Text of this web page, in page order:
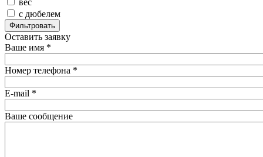
с дюбелем
Оставить заявку
Ваше имя *
Номер телефона *
E-mail *
Ваше сообщение